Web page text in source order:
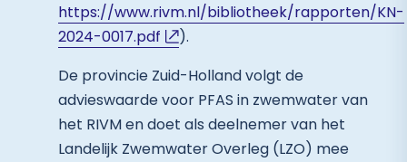
https://www.rivm.nl/bibliotheek/rapporten/KN-
2024-0017.pdf
).
De provincie Zuid-Holland volgt de
advieswaarde voor PFAS in zwemwater van
het RIVM en doet als deelnemer van het
Landelijk Zwemwater Overleg (LZO) mee